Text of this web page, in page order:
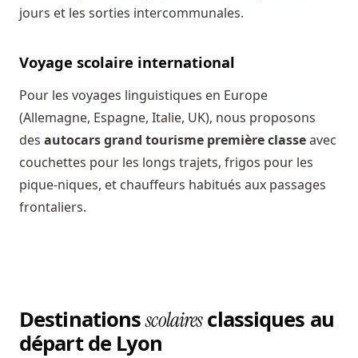
jours et les sorties intercommunales.
Voyage scolaire international
Pour les voyages linguistiques en Europe
(Allemagne, Espagne, Italie, UK), nous proposons
des autocars grand tourisme première classeavec
couchettes pour les longs trajets, frigos pour les
pique-niques, et chauffeurs habitués aux passages
frontaliers.
Destinationsscolairesclassiques au
départ de Lyon